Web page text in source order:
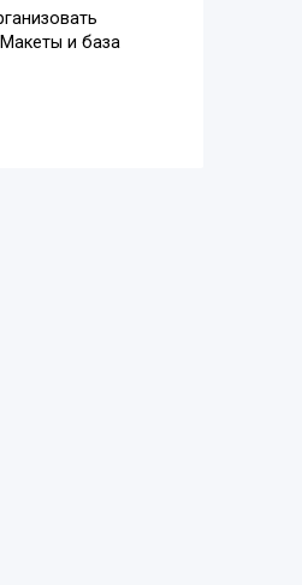
и база